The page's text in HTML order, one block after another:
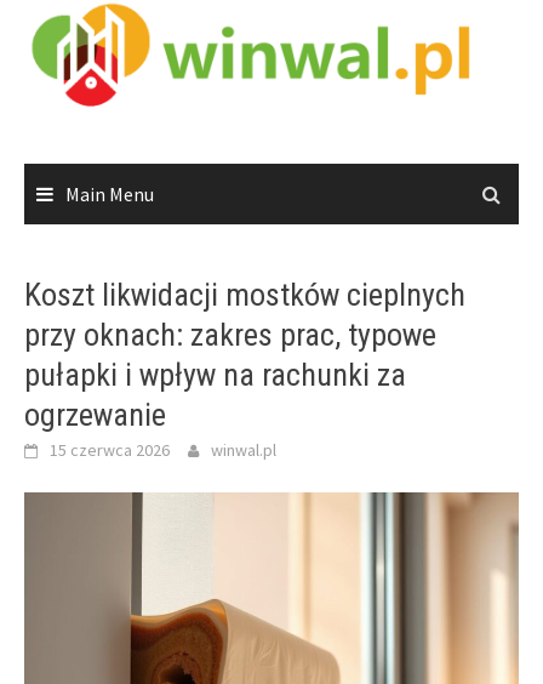
content
Main Menu
Koszt likwidacji mostków cieplnych
przy oknach: zakres prac, typowe
pułapki i wpływ na rachunki za
ogrzewanie
15 czerwca 2026 winwal.pl